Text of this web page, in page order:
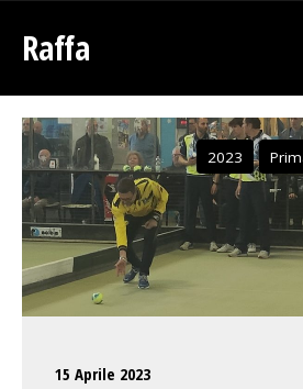
Raffa
2023
15 Aprile 2023